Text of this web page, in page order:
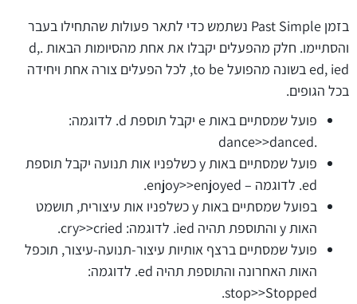
בזמן Past Simple נשתמש כדי לתאר פעולות שהתחילו בעבר
והסתיימו. חלק מהפעלים יקבלו את אחת מהסיומות הבאות .d,
ed, ied בשונה מהפועל to be, לכל הפעלים צורה אחת ויחידה
בכל הגופים.
פועל שמסתיים באות e יקבל תוספת d. לדוגמה:
.dance>>danced
פועל שמסתיים באות y כשלפניו אות תנועה יקבל תוספת
ed. לדוגמה – enjoy>>enjoyed.
בפועל שמסתיים באות y כשלפניו אות עיצורית, תושמט
האות y והתוספת תהיה ied. לדוגמה: cry>>cried.
פועל שמסתיים ברצף אותיות עיצור-תנועה-עיצור, תוכפל
האות האחרונה והתוספת תהיה ed. לדוגמה:
stop>>Stopped.